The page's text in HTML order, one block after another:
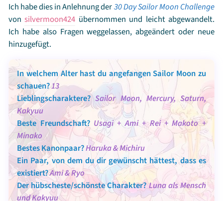
Ich habe dies in Anlehnung der30 Day Sailor Moon Challenge
vonsilvermoon424 übernommen und leicht abgewandelt.
Ich habe also Fragen weggelassen, abgeändert oder neue
hinzugefügt.
In welchem Alter hast du angefangen Sailor Moon zu
schauen?13
Lieblingscharaktere? Sailor Moon, Mercury, Saturn,
Kakyuu
Beste Freundschaft? Usagi + Ami + Rei + Makoto +
Minako
Bestes Kanonpaar?Haruka & Michiru
Ein Paar, von dem du dir gewünscht hättest, dass es
existiert?Ami & Ryo
Der hübscheste/schönste Charakter?Luna als Mensch
und Kakyuu